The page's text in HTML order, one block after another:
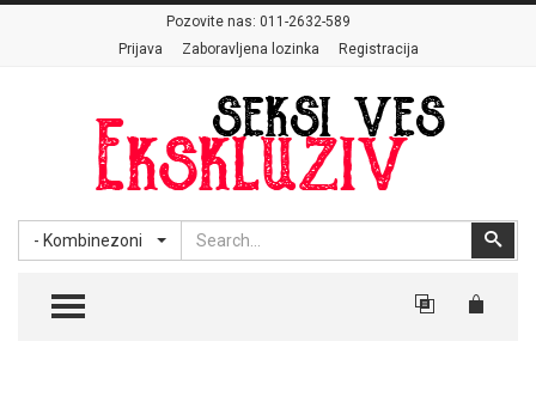
Pozovite nas: 011-2632-589
Prijava
Zaboravljena lozinka Registracija
- Kombinezoni
Search
TOGGLE MENU